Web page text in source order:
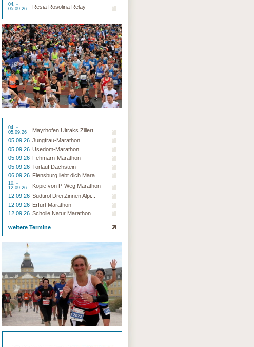
04. -
05.09.26
Resia Rosolina Relay
04. -
05.09.26
Mayrhofen Ultraks Zillert...
05.09.26 Jungfrau-Marathon
05.09.26 Usedom-Marathon
05.09.26 Fehmarn-Marathon
05.09.26 Torlauf Dachstein
06.09.26 Flensburg liebt dich Mara...
10. -
12.09.26
Kopie von P-Weg Marathon
12.09.26 Südtirol Drei Zinnen Alpi...
12.09.26 Erfurt Marathon
12.09.26 Scholle Natur Marathon
weitere Termine